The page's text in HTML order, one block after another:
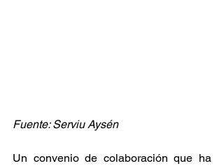
Fuente: Serviu Aysén
Un convenio de colaboración que ha